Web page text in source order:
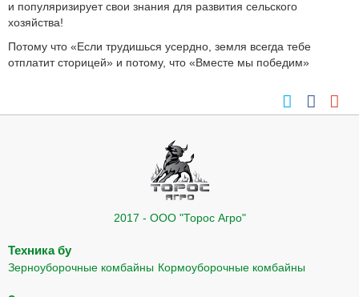
и популяризирует свои знания для развития сельского
хозяйства!
Потому что «Если трудишься усердно, земля всегда тебе
отплатит сторицей» и потому, что «Вместе мы победим»
2017 - ООО "Торос Агро"
Техника бу
Зерноуборочные комбайны Кормоуборочные комбайны